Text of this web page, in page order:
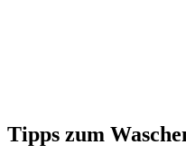
Tipps zum